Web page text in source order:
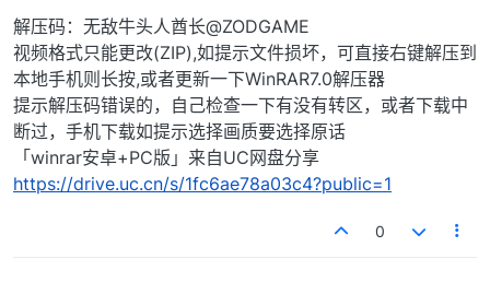
解压码：无敌牛头人酋长@ZODGAME
视频格式只能更改(ZIP),如提示文件损坏，可直接右键解压到
本地手机则长按,或者更新一下WinRAR7.0解压器
提示解压码错误的，自己检查一下有没有转区，或者下载中
断过，手机下载如提示选择画质要选择原话
「winrar安卓+PC版」来自UC网盘分享
https://drive.uc.cn/s/1fc6ae78a03c4?public=1
0